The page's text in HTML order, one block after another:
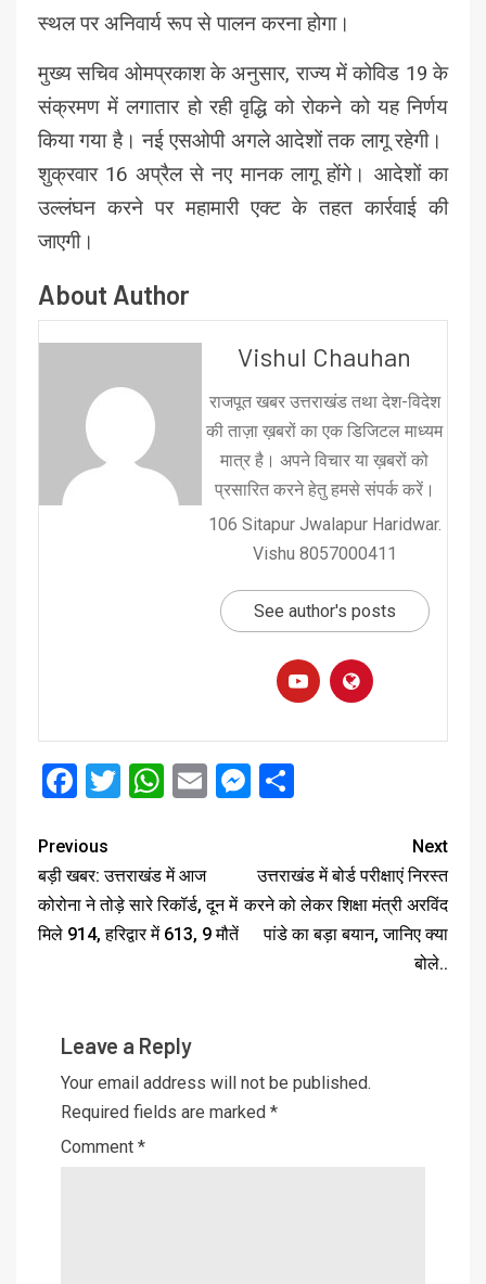
स्थल पर अनिवार्य रूप से पालन करना होगा।
मुख्य सचिव ओमप्रकाश के अनुसार, राज्य में कोविड 19 के
संक्रमण में लगातार हो रही वृद्धि को रोकने को यह निर्णय
किया गया है। नई एसओपी अगले आदेशों तक लागू रहेगी।
शुक्रवार 16 अप्रैल से नए मानक लागू होंगे। आदेशों का
उल्लंघन करने पर महामारी एक्ट के तहत कार्रवाई की
जाएगी।
About Author
Vishul Chauhan
राजपूत खबर उत्तराखंड तथा देश-विदेश
की ताज़ा ख़बरों का एक डिजिटल माध्यम
मात्र है। अपने विचार या ख़बरों को
प्रसारित करने हेतु हमसे संपर्क करें।
106 Sitapur Jwalapur Haridwar.
Vishu 8057000411
See author's posts
Facebook
Twitter
WhatsApp
EmailMessenger
Previous
बड़ी खबर: उत्तराखंड में आज
कोरोना ने तोड़े सारे रिकॉर्ड, दून में
मिले 914, हरिद्वार में 613, 9 मौतें
Next
उत्तराखंड में बोर्ड परीक्षाएं निरस्त
करने को लेकर शिक्षा मंत्री अरविंद
पांडे का बड़ा बयान, जानिए क्या
बोले..
Leave a Reply
Your email address will not be published.
Required fields are marked *
Comment *